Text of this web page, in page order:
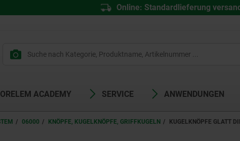
Online: Standardlieferung
ACADEMY SERVICE ANWENDUNGEN
06000 KNÖPFE, KUGELKNÖPFE, GRIFFKUGELN KUGELKNÖPFE GLATT